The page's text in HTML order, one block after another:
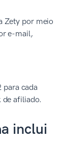
Zety por meio
e-mail,
para cada
de afiliado.
inclui